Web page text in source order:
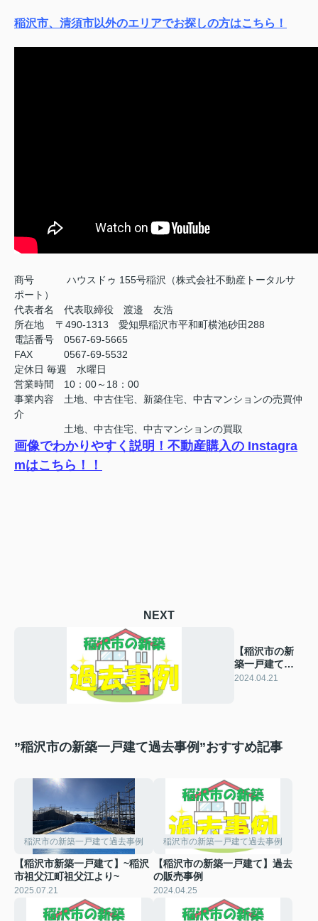
稲沢市、清須市以外のエリアでお探しの方はこちら！
商号
ハウスドゥ 155号稲沢（株式会社不動産トータルサ
ポート）
代表者名 代表取締役 渡邉 友浩
所在地 〒490-1313 愛知県稲沢市平和町横池砂田288
電話番号 0567-69-5665
FAX
0567-69-5532
定休日 毎週 水曜日
営業時間 10：00～18：00
事業内容 土地、中古住宅、新築住宅、中古マンションの売買仲
介
土地、中古住宅、中古マンションの買取
画像でわかりやすく説明！不動産購入の Instagra
mはこちら！！
NEXT
【稲沢市の新
築一戸建て】
過去の販売事
2024.04.21
”稲沢市の新築一戸建て過去事例”おすすめ記事
稲沢市の新築一戸建て過去事例
【稲沢市新築一戸建て】~稲沢
市祖父江町祖父江より~
2025.07.21
稲沢市の新築一戸建て過去事例
【稲沢市の新築一戸建て】過去
の販売事例
2024.04.25